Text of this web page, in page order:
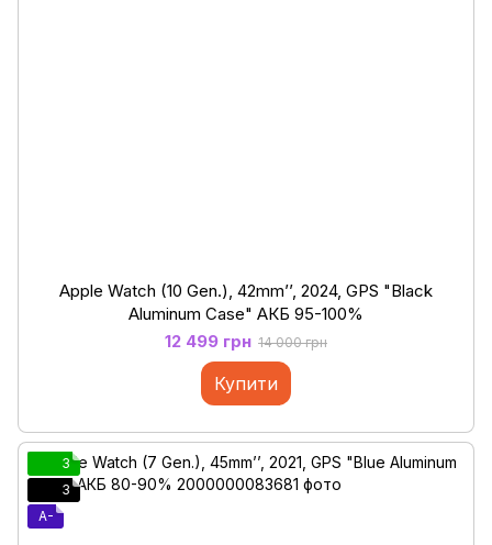
Apple Watch (10 Gen.), 42mm’’, 2024, GPS "Black
Aluminum Case" АКБ 95-100%
12 499 грн 14 000 грн
Купити
3
3
A-